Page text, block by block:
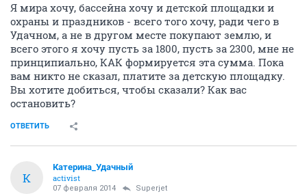
Я мира хочу, бассейна хочу и детской площадки и
охраны и праздников - всего того хочу, ради чего в
Удачном, а не в другом месте покупают землю, и
всего этого я хочу пусть за 1800, пусть за 2300, мне не
принципиально, КАК формируется эта сумма. Пока
вам никто не сказал, платите за детскую площадку.
Вы хотите добиться, чтобы сказали? Как вас
остановить?
ОТВЕТИТЬ
К
Катерина_Удачный
activist
07 февраля 2014 Superjet